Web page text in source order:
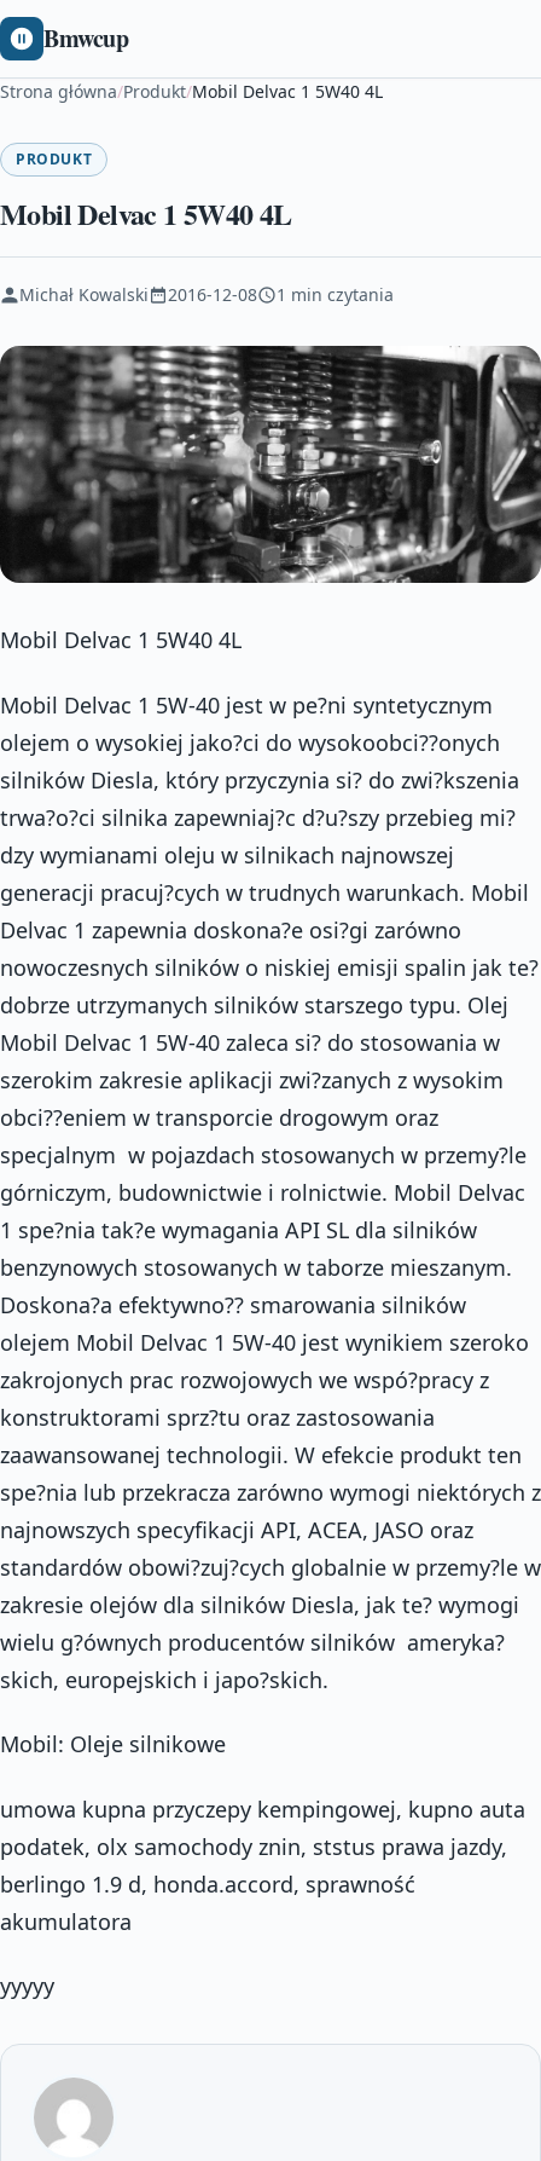
Bmwcup
Strona główna/Produkt/Mobil Delvac 1 5W40 4L
PRODUKT
Mobil Delvac 1 5W40 4L
Michał Kowalski 2016-12-08 1 min czytania
Mobil Delvac 1 5W40 4L
Mobil Delvac 1 5W-40 jest w pe?ni syntetycznym
olejem o wysokiej jako?ci do wysokoobci??onych
silników Diesla, który przyczynia si? do zwi?kszenia
trwa?o?ci silnika zapewniaj?c d?u?szy przebieg mi?
dzy wymianami oleju w silnikach najnowszej
generacji pracuj?cych w trudnych warunkach. Mobil
Delvac 1 zapewnia doskona?e osi?gi zarówno
nowoczesnych silników o niskiej emisji spalin jak te?
dobrze utrzymanych silników starszego typu. Olej
Mobil Delvac 1 5W-40 zaleca si? do stosowania w
szerokim zakresie aplikacji zwi?zanych z wysokim
obci??eniem w transporcie drogowym oraz
specjalnym  w pojazdach stosowanych w przemy?le
górniczym, budownictwie i rolnictwie. Mobil Delvac
1 spe?nia tak?e wymagania API SL dla silników
benzynowych stosowanych w taborze mieszanym.
Doskona?a efektywno?? smarowania silników
olejem Mobil Delvac 1 5W-40 jest wynikiem szeroko
zakrojonych prac rozwojowych we wspó?pracy z
konstruktorami sprz?tu oraz zastosowania
zaawansowanej technologii. W efekcie produkt ten
spe?nia lub przekracza zarówno wymogi niektórych z
najnowszych specyfikacji API, ACEA, JASO oraz
standardów obowi?zuj?cych globalnie w przemy?le w
zakresie olejów dla silników Diesla, jak te? wymogi
wielu g?ównych producentów silników  ameryka?
skich, europejskich i japo?skich.
Mobil: Oleje silnikowe
umowa kupna przyczepy kempingowej, kupno auta
podatek, olx samochody znin, ststus prawa jazdy,
berlingo 1.9 d, honda.accord, sprawność
akumulatora
yyyyy